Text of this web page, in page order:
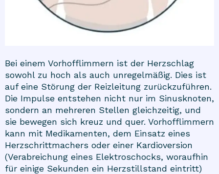
Bei einem Vorhofflimmern ist der Herzschlag
sowohl zu hoch als auch unregelmäßig. Dies ist
auf eine Störung der Reizleitung zurückzuführen.
Die Impulse entstehen nicht nur im Sinusknoten,
sondern an mehreren Stellen gleichzeitig, und
sie bewegen sich kreuz und quer. Vorhofflimmern
kann mit Medikamenten, dem Einsatz eines
Herzschrittmachers oder einer Kardioversion
(Verabreichung eines Elektroschocks, woraufhin
für einige Sekunden ein Herzstillstand eintritt)